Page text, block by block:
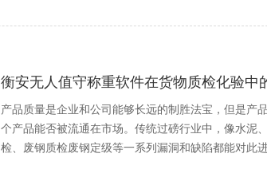
衡安无人值守称重软件在货物质检化验中
产品质量是企业和公司能够长远的制胜法宝，但是产
个产品能否被流通在市场。传统过磅行业中，像水泥
检、废钢质检废钢定级等一系列漏洞和缺陷都能对此